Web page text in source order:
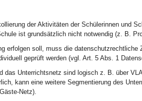
der Aktivitäten der Schülerinnen und
ist grundsätzlich nicht notwendig (z. B.
erfolgen soll, muss die
geprüft werden (vgl. Art. 5 Abs. 1
das Unterrichtsnetz sind logisch z. B. über
kann eine weitere Segmentierung des
Netz).